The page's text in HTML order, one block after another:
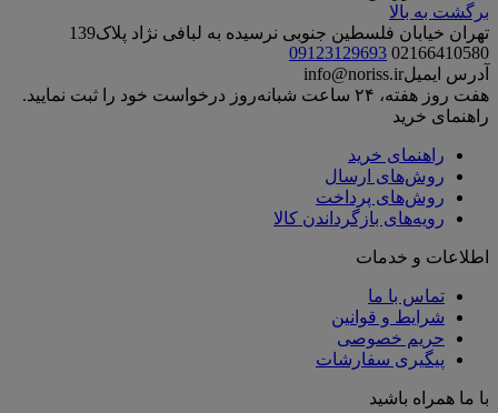
برگشت به بالا
تهران خیابان فلسطین جنوبی نرسیده به لبافی نژاد پلاک139
02166410580
09123129693
آدرس ایمیلinfo@noriss.ir
هفت روز هفته، ۲۴ ساعت شبانه‌روز درخواست خود را ثبت نمایید.
راهنمای خرید
راهنمای خرید
روش‌های ارسال
روش‌های پرداخت
رویه‌های بازگرداندن کالا
اطلاعات و خدمات
تماس با ما
شرایط و قوانین
حریم خصوصی
پیگیری سفارشات
با ما همراه باشید